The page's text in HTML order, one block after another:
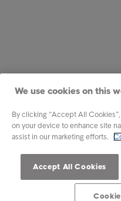
We use cookies on this
By clicking “Accept All
on your device to enhance site
assist in our marketing efforts.
Accept All Cookies